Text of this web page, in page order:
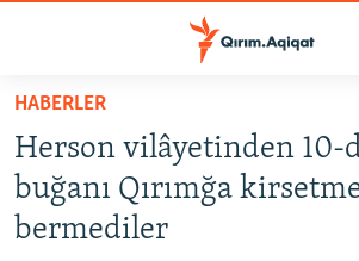
Esas
qaytmaq
Baş
navigatsiyağa
qaytmaq
SİYASET
İQTİSADİYAT
HABERLER
Herson vilâyetinden 10-
buğanı Qırımğa
bermediler